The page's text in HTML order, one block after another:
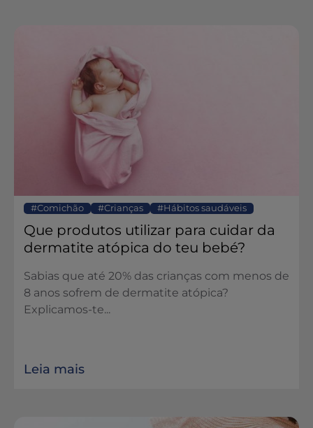
Comichão Crianças Hábitos saudáveis
Que produtos utilizar para cuidar da
dermatite atópica do teu bebé?
Sabias que até 20% das crianças com menos de
8 anos sofrem de dermatite atópica?
Explicamos-te...
Leia mais